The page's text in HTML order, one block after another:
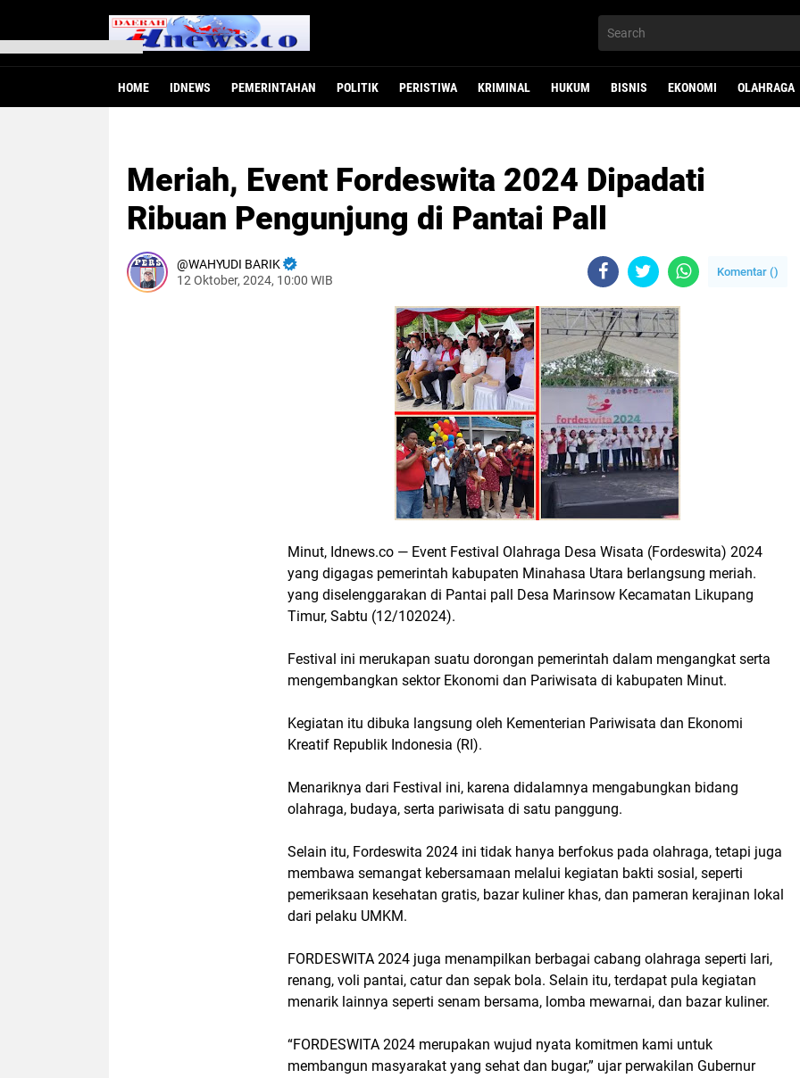
HOME IDNEWS PEMERINTAHAN POLITIK PERISTIWA KRIMINAL HUKUM BISNIS EKONOMI OLAHRAGA
Meriah, Event Fordeswita 2024 Dipadati
Ribuan Pengunjung di Pantai Pall
WAHYUDI BARIK
12 Oktober, 2024, 10:00 WIB
Komentar ()
Minut, Idnews.co — Event Festival Olahraga Desa Wisata (Fordeswita) 2024
yang digagas pemerintah kabupaten Minahasa Utara berlangsung meriah.
yang diselenggarakan di Pantai pall Desa Marinsow Kecamatan Likupang
Timur, Sabtu (12/102024).
Festival ini merukapan suatu dorongan pemerintah dalam mengangkat serta
mengembangkan sektor Ekonomi dan Pariwisata di kabupaten Minut.
Kegiatan itu dibuka langsung oleh Kementerian Pariwisata dan Ekonomi
Kreatif Republik Indonesia (RI).
Menariknya dari Festival ini, karena didalamnya mengabungkan bidang
olahraga, budaya, serta pariwisata di satu panggung.
Selain itu, Fordeswita 2024 ini tidak hanya berfokus pada olahraga, tetapi juga
membawa semangat kebersamaan melalui kegiatan bakti sosial, seperti
pemeriksaan kesehatan gratis, bazar kuliner khas, dan pameran kerajinan lokal
dari pelaku UMKM.
FORDESWITA 2024 juga menampilkan berbagai cabang olahraga seperti lari,
renang, voli pantai, catur dan sepak bola. Selain itu, terdapat pula kegiatan
menarik lainnya seperti senam bersama, lomba mewarnai, dan bazar kuliner.
“FORDESWITA 2024 merupakan wujud nyata komitmen kami untuk
membangun masyarakat yang sehat dan bugar,” ujar perwakilan Gubernur